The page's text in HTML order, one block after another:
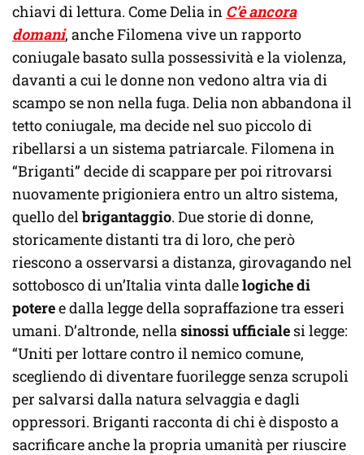
chiavi di lettura. Come Delia in C’è ancora
domani, anche Filomena vive un rapporto
coniugale basato sulla possessività e la violenza,
davanti a cui le donne non vedono altra via di
scampo se non nella fuga. Delia non abbandona il
tetto coniugale, ma decide nel suo piccolo di
ribellarsi a un sistema patriarcale. Filomena in
“Briganti” decide di scappare per poi ritrovarsi
nuovamente prigioniera entro un altro sistema,
quello delbrigantaggio. Due storie di donne,
storicamente distanti tra di loro, che però
riescono a osservarsi a distanza, girovagando nel
sottobosco di un’Italia vinta dallelogiche di
poteree dalla legge della sopraffazione tra esseri
umani. D’altronde, nellasinossi ufficiale si legge:
“Uniti per lottare contro il nemico comune,
scegliendo di diventare fuorilegge senza scrupoli
per salvarsi dalla natura selvaggia e dagli
oppressori. Briganti racconta di chi è disposto a
sacrificare anche la propria umanità per riuscire